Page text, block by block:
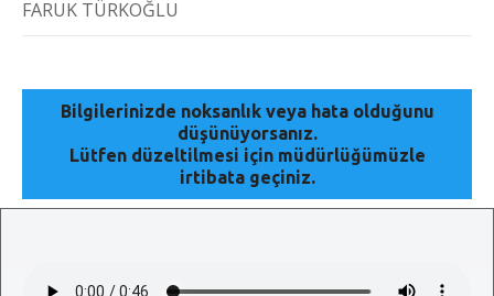
FARUK TÜRKOĞLU
Bilgilerinizde noksanlık veya hata olduğunu
düşünüyorsanız.
Lütfen düzeltilmesi için müdürlüğümüzle
irtibata geçiniz.